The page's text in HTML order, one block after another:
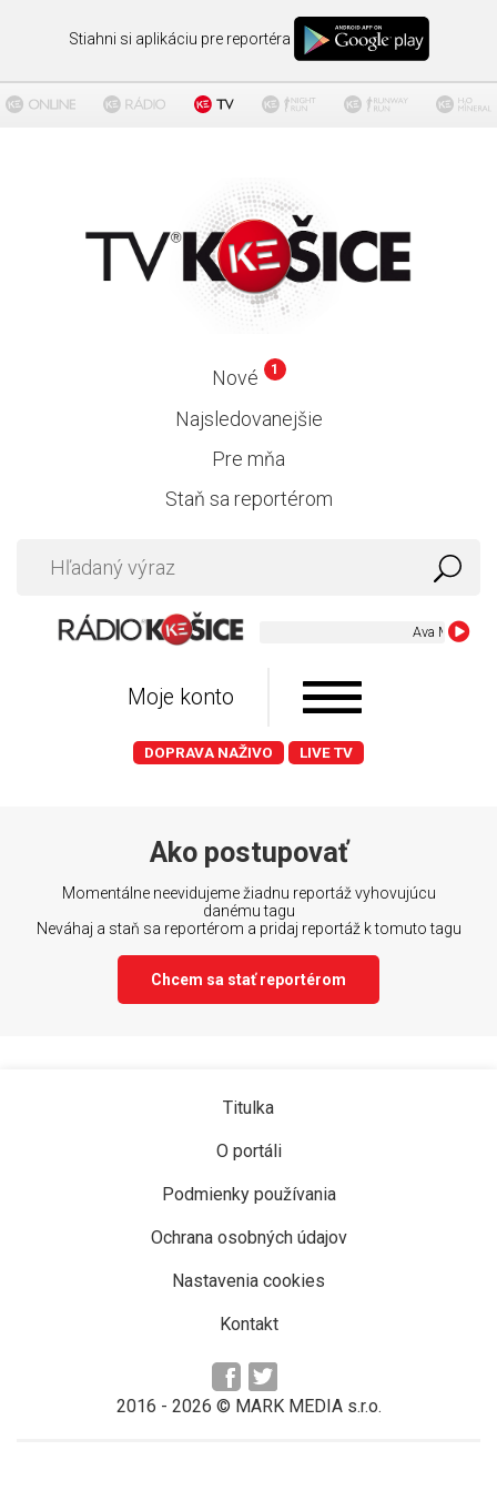
Stiahni si aplikáciu pre reportéra
Nové 1
Najsledovanejšie
Pre mňa
Staň sa reportérom
Ava Max -
Moje konto
DOPRAVA NAŽIVO LIVE TV
Ako postupovať
Momentálne neevidujeme žiadnu reportáž vyhovujúcu
danému tagu
Neváhaj a staň sa reportérom a pridaj reportáž k tomuto tagu
Chcem sa stať reportérom
Titulka
O portáli
Podmienky používania
Ochrana osobných údajov
Nastavenia cookies
Kontakt
2016 - 2026 © MARK MEDIA s.r.o.